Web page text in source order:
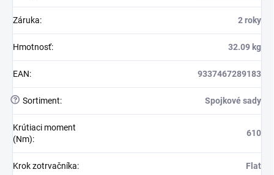
Záruka: 2 roky
Hmotnosť: 32.09 kg
EAN: 9337467289183
? Sortiment: Spojkové sady
Krútiaci moment
(Nm):
610
Krok zotrvačníka: Flat